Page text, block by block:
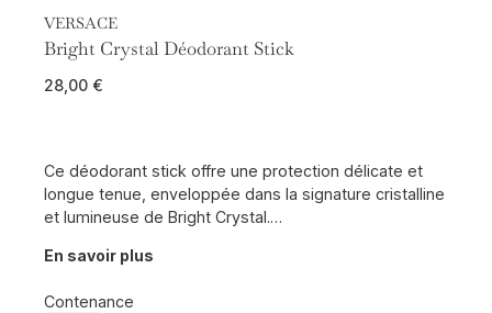
VERSACE
Bright Crystal Déodorant Stick
28,00 €
Ce déodorant stick offre une protection délicate et
longue tenue, enveloppée dans la signature cristalline
et lumineuse de Bright Crystal.…
En savoir plus
Contenance